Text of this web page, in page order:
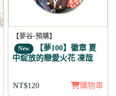
【夢谷-預購】
New 【夢100】徽章 夏
中綻放的戀愛火花 凍哉
NT$120 購物車